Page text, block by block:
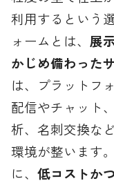
利用するという
ォームとは、 展
かじめ備わった
は、プラットフ
配信やチャット
析、名刺交換な
環境が整います
に、低コストか